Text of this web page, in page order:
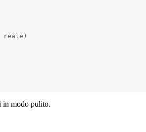
reale)
in modo pulito.